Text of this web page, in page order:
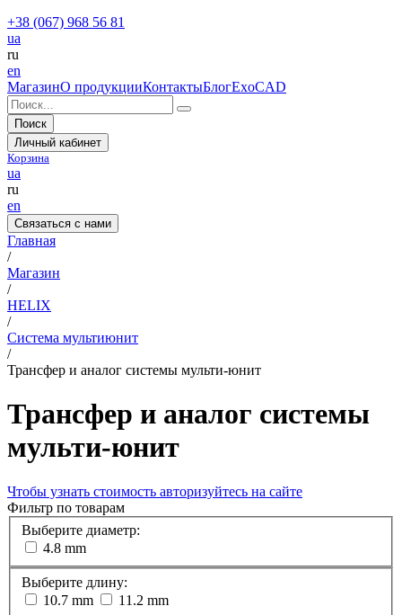
+38 (067) 968 56 81
ua
ru
en
МагазинО продукцииКонтактыБлогExoCAD
Поиск
Личный кабинет
Корзина
ua
ru
en
Связаться с нами
Главная
/
Магазин
/
HELIX
/
Система мультиюнит
/
Трансфер и аналог системы мульти-юнит
Трансфер и аналог системы
мульти-юнит
Чтобы узнать стоимость авторизуйтесь на сайте
Фильтр по товарам
Выберите диаметр:
4.8 mm
Выберите длину:
10.7 mm
11.2 mm